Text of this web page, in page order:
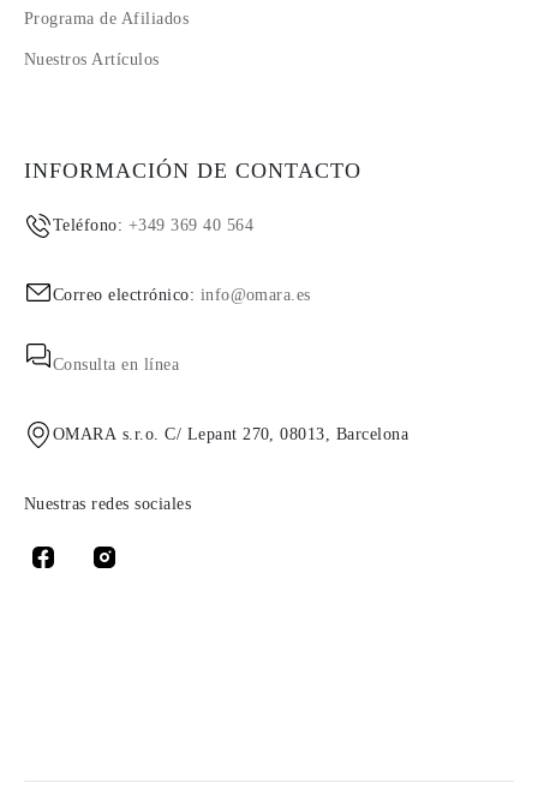
Programa de Afiliados
Nuestros Artículos
INFORMACIÓN DE CONTACTO
Teléfono: +349 369 40 564
Correo electrónico: info@omara.es
Consulta en línea
OMARA s.r.o. C/ Lepant 270, 08013, Barcelona
Nuestras redes sociales